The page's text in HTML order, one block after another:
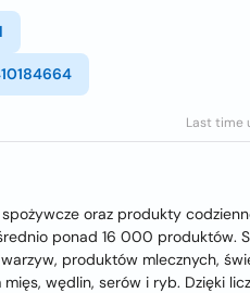
Last time
oraz produkty
ponad 16 000 produktów.
produktów mlecznych,
wędlin, serów i ryb. Dzięki